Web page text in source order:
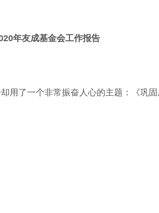
年友成基金会工作报告
用了一个非常振奋人心的主题：《巩